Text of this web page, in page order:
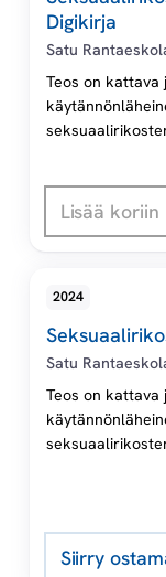
Digikirja
Satu
Kaunisto
Teos on kattava
uudistetun
perusteella.
Lisää koriin
2024
Satu
Kaunisto
Teos on kattava
perusteella.
Siirry